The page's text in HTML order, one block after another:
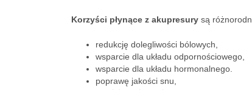
Korzyści płynące z akupresury są
redukcję dolegliwości bólowych,
wsparcie dla układu odpornościowego,
wsparcie dla układu hormonalnego.
poprawę jakości snu,